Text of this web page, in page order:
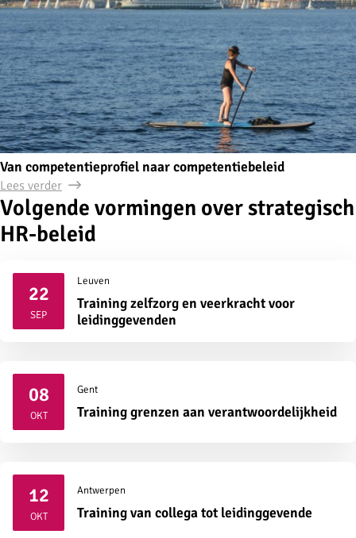
Van competentieprofiel naar competentiebeleid
Lees verder
Volgende vormingen over strategisch
HR-beleid
22
SEP2026
Leuven
Training zelfzorg en veerkracht voor
leidinggevenden
08
OKT2026
Gent
Training grenzen aan verantwoordelijkheid
12
OKT2026
Antwerpen
Training van collega tot leidinggevende